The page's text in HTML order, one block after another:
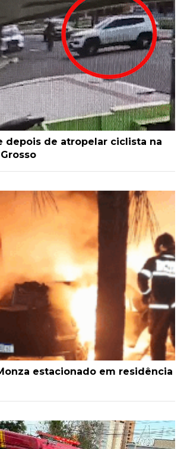
depois de atropelar ciclista na
estacionado em residência